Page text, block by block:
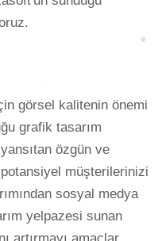
görsel kalitenin önemi
grafik tasarım
özgün ve
müşterilerinizi
sosyal medya
yelpazesi sunan